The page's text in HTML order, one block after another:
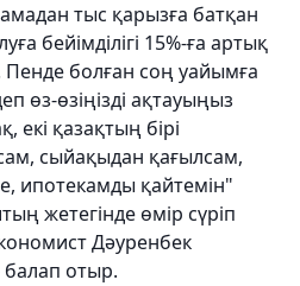
тыс қарызға батқан
бейімділігі 15%-ға артық
болған соң уайымға
өз-өзіңізді ақтауыңыз
екі қазақтың бірі
сыйақыдан қағылсам,
ипотекамды қайтемін"
жетегінде өмір сүріп
Дәуренбек
отыр.